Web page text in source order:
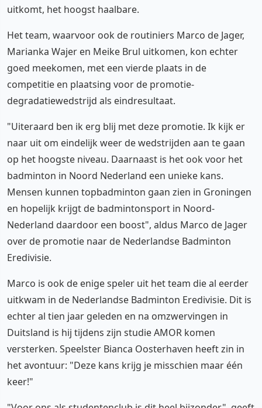
uitkomt, het hoogst haalbare.
Het team, waarvoor ook de routiniers Marco de Jager,
Marianka Wajer en Meike Brul uitkomen, kon echter
goed meekomen, met een vierde plaats in de
competitie en plaatsing voor de promotie-
degradatiewedstrijd als eindresultaat.
"Uiteraard ben ik erg blij met deze promotie. Ik kijk er
naar uit om eindelijk weer de wedstrijden aan te gaan
op het hoogste niveau. Daarnaast is het ook voor het
badminton in Noord Nederland een unieke kans.
Mensen kunnen topbadminton gaan zien in Groningen
en hopelijk krijgt de badmintonsport in Noord-
Nederland daardoor een boost", aldus Marco de Jager
over de promotie naar de Nederlandse Badminton
Eredivisie.
Marco is ook de enige speler uit het team die al eerder
uitkwam in de Nederlandse Badminton Eredivisie. Dit is
echter al tien jaar geleden en na omzwervingen in
Duitsland is hij tijdens zijn studie AMOR komen
versterken. Speelster Bianca Oosterhaven heeft zin in
het avontuur: "Deze kans krijg je misschien maar één
keer!"